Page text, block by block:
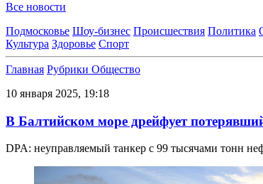
Все новости
Подмосковье Шоу-бизнес Происшествия Политика
Культура Здоровье Спорт
Главная Рубрики Общество
10 января 2025, 19:18
В Балтийском море дрейфует
DPA: неуправляемый танкер с 99 тысячами тонн